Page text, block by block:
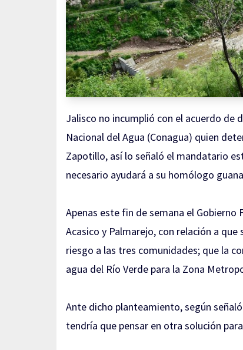
Jalisco no incumplió con el acuerdo de
Nacional del Agua (Conagua) quien
Zapotillo, así lo señaló el mandatario
necesario ayudará a su homólogo
Apenas este fin de semana el Gobierno
Acasico y Palmarejo, con relación a
riesgo a las tres comunidades; que la
agua del Río Verde para la Zona
Ante dicho planteamiento, según
tendría que pensar en otra solución